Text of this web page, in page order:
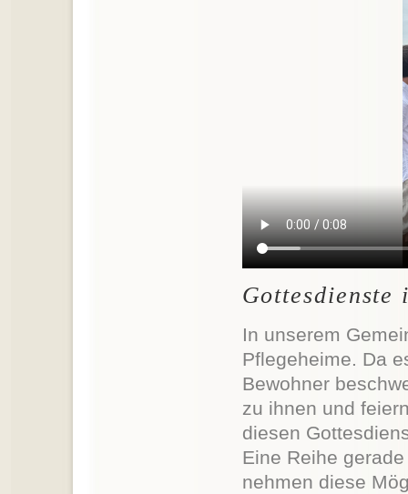
Gottesdienste
In unserem
Pflegeheime. Da
Bewohner
zu ihnen und
diesen
Eine Reihe
nehmen diese